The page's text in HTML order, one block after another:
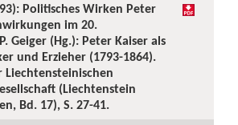
Politisches Wirken Peter
im 20.
Geiger (Hg.): Peter Kaiser als
und Erzieher (1793-1864).
Liechtensteinischen
(Liechtenstein
Bd. 17), S. 27-41.